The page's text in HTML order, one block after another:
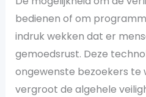
bedienen of om
indruk wekken dat er
gemoedsrust. Deze
ongewenste bezoekers te
vergroot de algehele